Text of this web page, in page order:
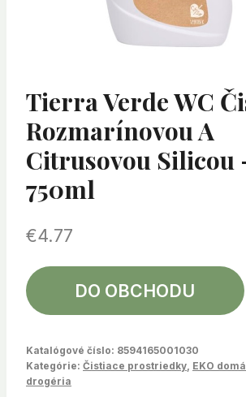
Tierra Verde WC
Rozmarínovou A
Citrusovou Silicou
750ml
€4.77
DO OBCHODU
Katalógové číslo: 8594165001030
Kategórie: Čistiace prostriedky EKO
drogéria